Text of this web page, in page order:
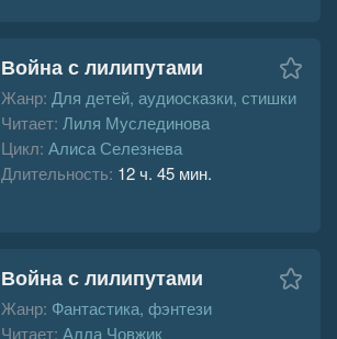
Война с лилипутами
Жанр: Для детей, аудиосказки, стишки
Читает: Лиля Муслединова
Цикл: Алиса Селезнева
Длительность: 12 ч. 45 мин.
Война с лилипутами
Жанр: Фантастика, фэнтези
Читает: Алла Човжик